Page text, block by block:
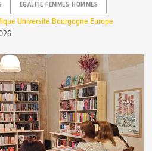
EGALITE-FEMMES-HOMMES
Université Bourgogne Europe